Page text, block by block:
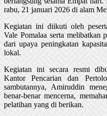
rabu, 21 januari 2026 di alam
Kegiatan ini diikuti oleh
Vale Pomalaa serta melibatkan
dari upaya peningkatan
lokal.
Kegiatan ini secara resmi
Kantor Pencarian dan
sambutannya, Amiruddin
benar-benar mencerna,
pelatihan yang di berikan.